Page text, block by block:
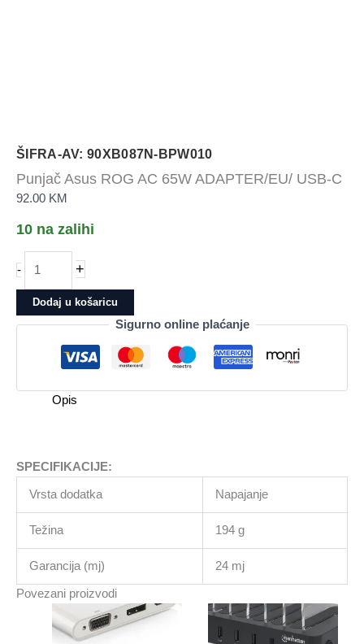
ŠIFRA-AV: 90XB087N-BPW010
Punjač Asus ROG AC 65W ADAPTER/EU/ USB-C
92.00 KM
10 na zalihi
-
Asus
ROG
AC
ADAPTER/EU/
C
količina
+
Dodaj u košaricu
Sigurno online plaćanje
Opis
SPECIFIKACIJE:
Vrsta dodatka Napajanje
Težina 194 g
Garancija (mj) 24 mj
Povezani proizvodi